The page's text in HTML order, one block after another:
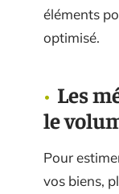
éléments
optimisé.
Les
le
Pour
vos biens,